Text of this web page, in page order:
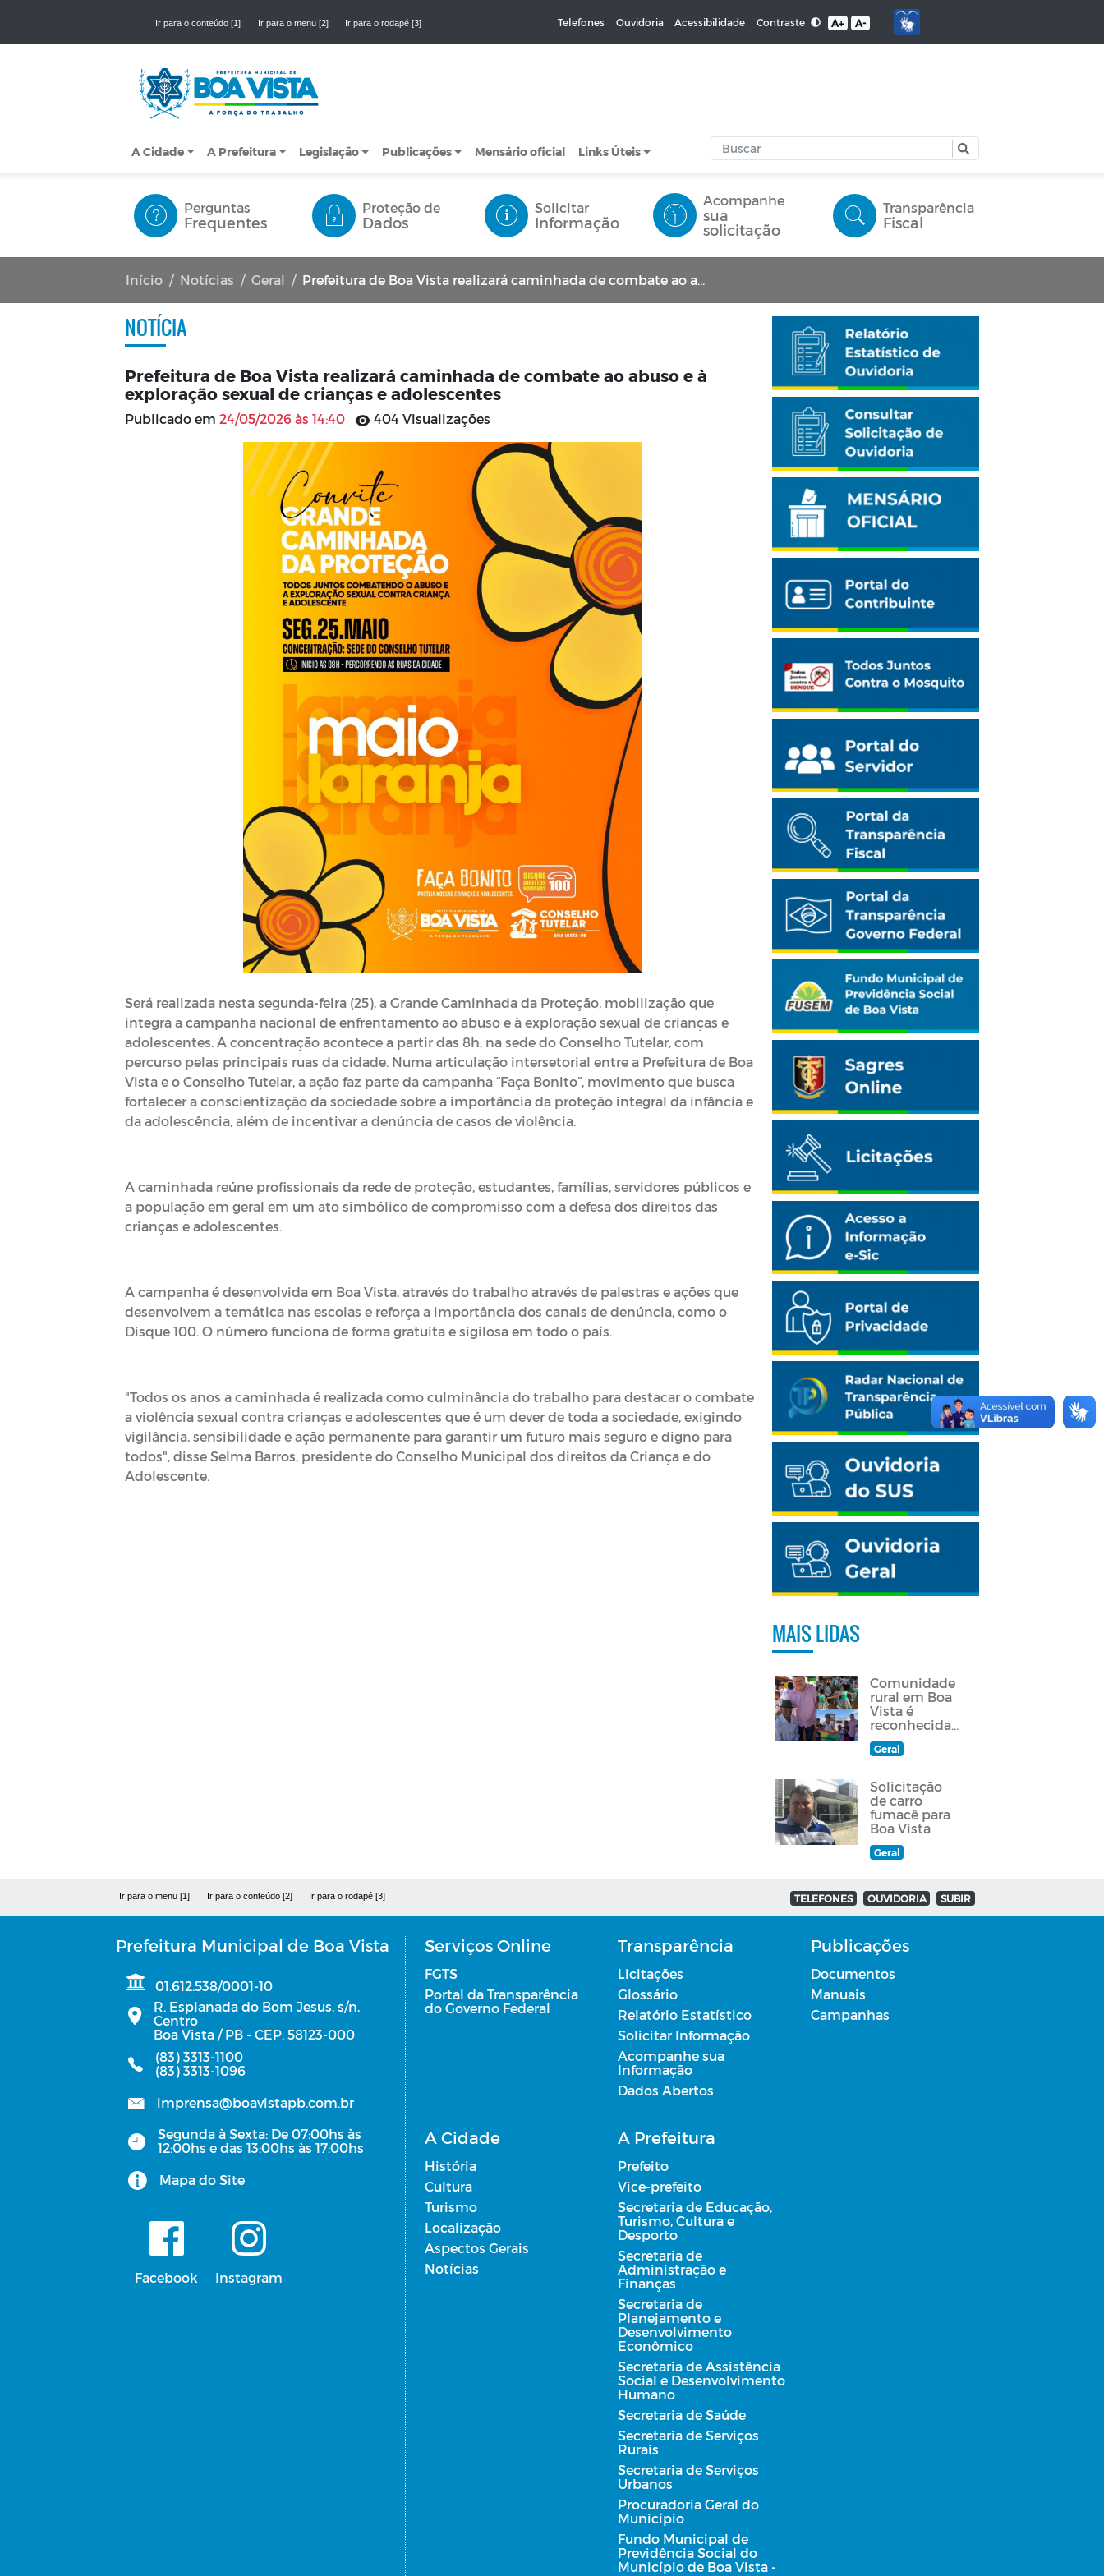
Ir para o conteúdo [1] Ir para o menu [2] Ir para o rodapé [3] Telefones Ouvidoria Acessibilidade Contraste A+ A-
A Cidade A Prefeitura Legislação Publicações Mensário oficial Links Úteis
Perguntas
Frequentes
Proteção de
Dados
Solicitar
Informação
Acompanhe
sua
solicitação
Transparência
Fiscal
Início Notícias Geral Prefeitura de Boa Vista realizará caminhada de combate ao abuso e à exploração sexual de crianças e adolescentes
NOTÍCIA
Prefeitura de Boa Vista realizará caminhada de combate ao abuso e à
exploração sexual de crianças e adolescentes
Publicado em 24/05/2026 às 14:40 404 Visualizações
Será realizada nesta segunda-feira (25), a Grande Caminhada da Proteção, mobilização que
integra a campanha nacional de enfrentamento ao abuso e à exploração sexual de crianças e
adolescentes. A concentração acontece a partir das 8h, na sede do Conselho Tutelar, com
percurso pelas principais ruas da cidade. Numa articulação intersetorial entre a Prefeitura de Boa
Vista e o Conselho Tutelar, a ação faz parte da campanha “Faça Bonito”, movimento que busca
fortalecer a conscientização da sociedade sobre a importância da proteção integral da infância e
da adolescência, além de incentivar a denúncia de casos de violência.
A caminhada reúne profissionais da rede de proteção, estudantes, famílias, servidores públicos e
a população em geral em um ato simbólico de compromisso com a defesa dos direitos das
crianças e adolescentes.
A campanha é desenvolvida em Boa Vista, através do trabalho através de palestras e ações que
desenvolvem a temática nas escolas e reforça a importância dos canais de denúncia, como o
Disque 100. O número funciona de forma gratuita e sigilosa em todo o país.
"Todos os anos a caminhada é realizada como culminância do trabalho para destacar o combate
a violência sexual contra crianças e adolescentes que é um dever de toda a sociedade, exigindo
vigilância, sensibilidade e ação permanente para garantir um futuro mais seguro e digno para
todos", disse Selma Barros, presidente do Conselho Municipal dos direitos da Criança e do
Adolescente.
MAIS LIDAS
Comunidade
rural em Boa
Vista é
reconhecida
como
quilombola
Geral
Solicitação
de carro
fumacê para
Boa Vista
Geral
Ir para o menu [1] Ir para o conteúdo [2] Ir para o rodapé [3] TELEFONES OUVIDORIA SUBIR
Prefeitura Municipal de Boa Vista
01.612.538/0001-10
R. Esplanada do Bom Jesus, s/n,
Centro
Boa Vista / PB - CEP: 58123-000
(83) 3313-1100
(83) 3313-1096
imprensa@boavistapb.com.br
Segunda à Sexta: De 07:00hs às
12:00hs e das 13:00hs às 17:00hs
Mapa do Site
Facebook Instagram
Serviços Online
FGTS
Portal da Transparência
do Governo Federal
Transparência
Licitações
Glossário
Relatório Estatístico
Solicitar Informação
Acompanhe sua
Informação
Dados Abertos
Publicações
Documentos
Manuais
Campanhas
A Cidade
História
Cultura
Turismo
Localização
Aspectos Gerais
Notícias
A Prefeitura
Prefeito
Vice-prefeito
Secretaria de Educação,
Turismo, Cultura e
Desporto
Secretaria de
Administração e
Finanças
Secretaria de
Planejamento e
Desenvolvimento
Econômico
Secretaria de Assistência
Social e Desenvolvimento
Humano
Secretaria de Saúde
Secretaria de Serviços
Rurais
Secretaria de Serviços
Urbanos
Procuradoria Geral do
Município
Fundo Municipal de
Previdência Social do
Município de Boa Vista -